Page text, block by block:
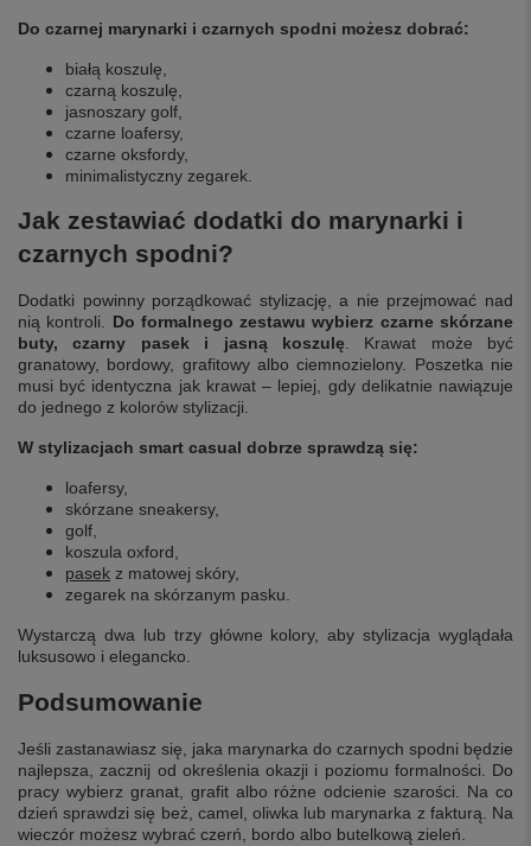
Do czarnej marynarki i czarnych spodni możesz dobrać:
białą koszulę,
czarną koszulę,
jasnoszary golf,
czarne loafersy,
czarne oksfordy,
minimalistyczny zegarek.
Jak zestawiać dodatki do marynarki i
czarnych spodni?
Dodatki powinny porządkować stylizację, a nie przejmować nad
nią kontroli. Do formalnego zestawu wybierz czarne skórzane
buty, czarny pasek i jasną koszulę. Krawat może być
granatowy, bordowy, grafitowy albo ciemnozielony. Poszetka nie
musi być identyczna jak krawat – lepiej, gdy delikatnie nawiązuje
do jednego z kolorów stylizacji.
W stylizacjach smart casual dobrze sprawdzą się:
loafersy,
skórzane sneakersy,
golf,
koszula oxford,
pasek z matowej skóry,
zegarek na skórzanym pasku.
Wystarczą dwa lub trzy główne kolory, aby stylizacja wyglądała
luksusowo i elegancko.
Podsumowanie
Jeśli zastanawiasz się, jaka marynarka do czarnych spodni będzie
najlepsza, zacznij od określenia okazji i poziomu formalności. Do
pracy wybierz granat, grafit albo różne odcienie szarości. Na co
dzień sprawdzi się beż, camel, oliwka lub marynarka z fakturą. Na
wieczór możesz wybrać czerń, bordo albo butelkową zieleń.